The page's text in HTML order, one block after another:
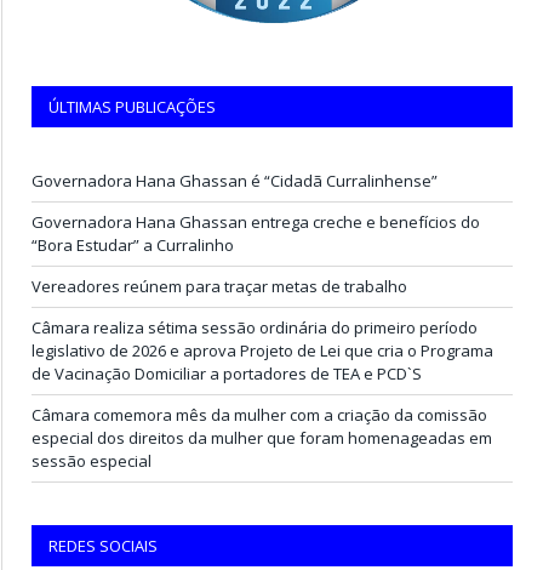
ÚLTIMAS PUBLICAÇÕES
Governadora Hana Ghassan é “Cidadã Curralinhense”
Governadora Hana Ghassan entrega creche e benefícios do
“Bora Estudar” a Curralinho
Vereadores reúnem para traçar metas de trabalho
Câmara realiza sétima sessão ordinária do primeiro período
legislativo de 2026 e aprova Projeto de Lei que cria o Programa
de Vacinação Domiciliar a portadores de TEA e PCD`S
Câmara comemora mês da mulher com a criação da comissão
especial dos direitos da mulher que foram homenageadas em
sessão especial
REDES SOCIAIS